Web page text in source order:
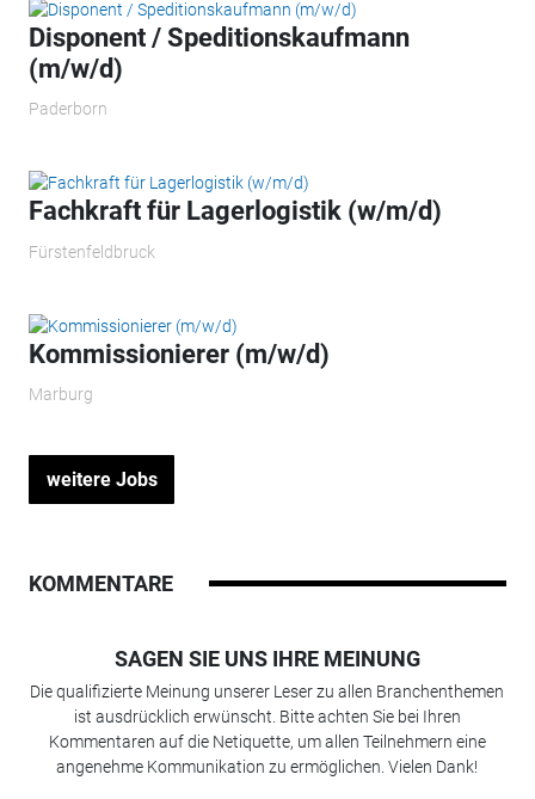
Disponent / Speditionskaufmann
(m/w/d)
Paderborn
Fachkraft für Lagerlogistik (w/m/d)
Fürstenfeldbruck
Kommissionierer (m/w/d)
Marburg
weitere Jobs
KOMMENTARE
SAGEN SIE UNS IHRE MEINUNG
Die qualifizierte Meinung unserer Leser zu allen Branchenthemen
ist ausdrücklich erwünscht. Bitte achten Sie bei Ihren
Kommentaren auf die Netiquette, um allen Teilnehmern eine
angenehme Kommunikation zu ermöglichen. Vielen Dank!